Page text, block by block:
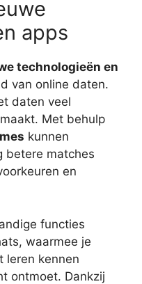
apps
technologieën en
van online daten.
daten veel
Met behulp
kunnen
betere matches
en
functies
waarmee je
leren kennen
ontmoet. Dankzij